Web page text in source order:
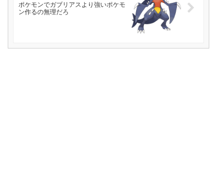
ポケモンでガブリアスより強いポケモ
ン作るの無理だろ